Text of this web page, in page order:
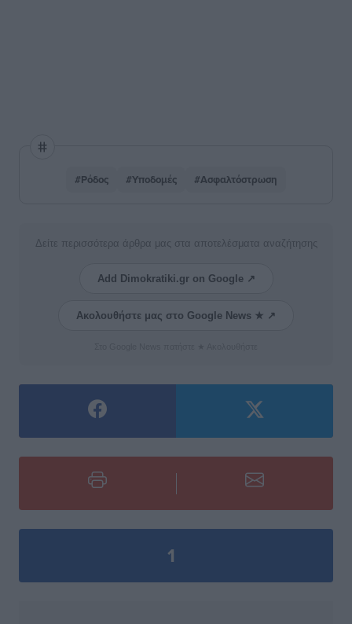
#Ρόδος #Υποδομές #Ασφαλτόστρωση
Δείτε περισσότερα άρθρα μας στα αποτελέσματα αναζήτησης
Add Dimokratiki.gr on Google ↗
Ακολουθήστε μας στο Google News ★ ↗
1